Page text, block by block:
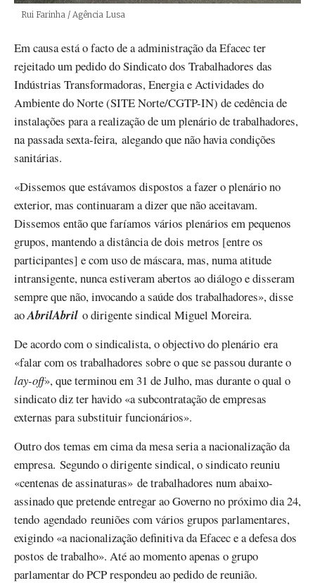
Créditos
Rui Farinha / Agência Lusa
Em causa está o facto de a administração da Efacec ter
rejeitado um pedido do Sindicato dos Trabalhadores das
Indústrias Transformadoras, Energia e Actividades do
Ambiente do Norte (SITE Norte/CGTP-IN) de cedência de
instalações para a realização de um plenário de trabalhadores,
na passada sexta-feira, alegando que não havia condições
sanitárias.
«Dissemos que estávamos dispostos a fazer o plenário no
exterior, mas continuaram a dizer que não aceitavam.
Dissemos então que faríamos vários plenários em pequenos
grupos, mantendo a distância de dois metros [entre os
participantes] e com uso de máscara, mas, numa atitude
intransigente, nunca estiveram abertos ao diálogo e disseram
sempre que não, invocando a saúde dos trabalhadores», disse
aoAbrilAbril o dirigente sindical Miguel Moreira.
De acordo com o sindicalista, o objectivo do plenário era
«falar com os trabalhadores sobre o que se passou durante o
lay-off», que terminou em 31 de Julho, mas durante o qual o
sindicato diz ter havido «a subcontratação de empresas
externas para substituir funcionários».
Outro dos temas em cima da mesa seria a nacionalização da
empresa. Segundo o dirigente sindical, o sindicato reuniu
«centenas de assinaturas» de trabalhadores num abaixo-
assinado que pretende entregar ao Governo no próximo dia 24,
tendo agendado reuniões com vários grupos parlamentares,
exigindo «a nacionalização definitiva da Efacec e a defesa dos
postos de trabalho». Até ao momento apenas o grupo
parlamentar do PCP respondeu ao pedido de reunião.